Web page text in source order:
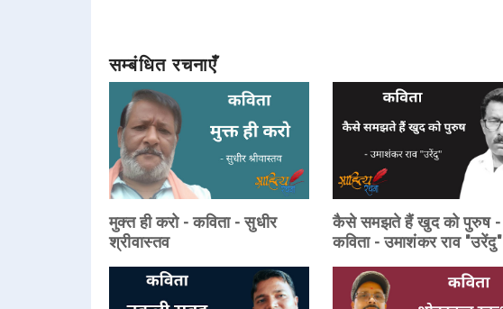
सम्बंधित रचनाएँ
मुक्त ही करो - कविता - सुधीर
श्रीवास्तव
कैसे समझते हैं खुद को पुरुष -
कविता - उमाशंकर राव "उरेंदु"